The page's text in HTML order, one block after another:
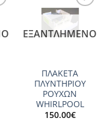
Add to
wishlist
ΕΞΑΝΤΛΗΜΈΝΟ
ΠΛΑΚΕΤΑ
ΠΛΥΝΤΗΡΙΟΥ
ΡΟΥΧΩΝ
WHIRLPOOL
150.00€